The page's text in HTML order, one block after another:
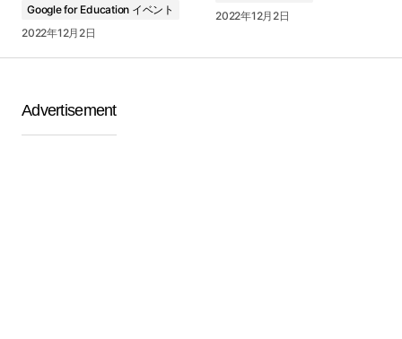
Google for Education イベント
2022年12月2日
2022年12月2日
Advertisement